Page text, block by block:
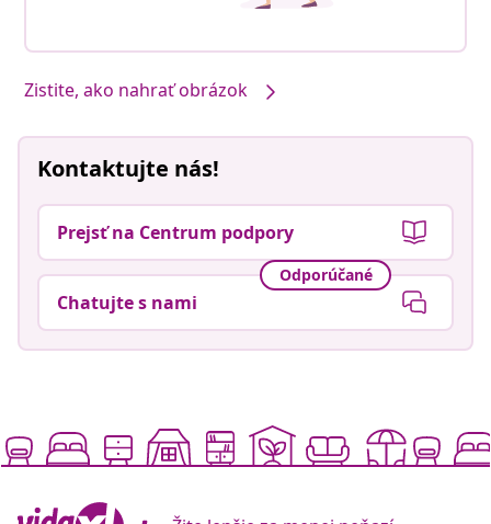
Zistite, ako nahrať obrázok
Kontaktujte nás!
Prejsť na Centrum podpory
Odporúčané
Chatujte s nami